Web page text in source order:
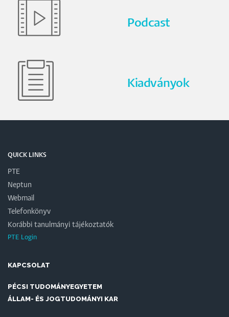
Podcast
Kiadványok
QUICK LINKS
PTE
Neptun
Webmail
Telefonkönyv
Korábbi tanulmányi tájékoztatók
PTE Login
KAPCSOLAT
PÉCSI TUDOMÁNYEGYETEM
ÁLLAM- ÉS JOGTUDOMÁNYI KAR